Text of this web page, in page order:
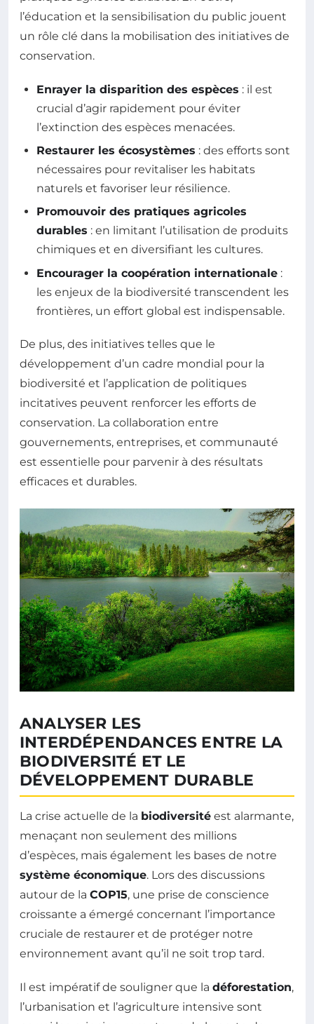
l’éducation et la sensibilisation du public jouent
un rôle clé dans la mobilisation des initiatives de
conservation.
Enrayer la disparition des espèces : il est
crucial d’agir rapidement pour éviter
l’extinction des espèces menacées.
Restaurer les écosystèmes : des efforts sont
nécessaires pour revitaliser les habitats
naturels et favoriser leur résilience.
Promouvoir des pratiques agricoles
durables : en limitant l’utilisation de produits
chimiques et en diversifiant les cultures.
Encourager la coopération internationale :
les enjeux de la biodiversité transcendent les
frontières, un effort global est indispensable.
De plus, des initiatives telles que le
développement d’un cadre mondial pour la
biodiversité et l’application de politiques
incitatives peuvent renforcer les efforts de
conservation. La collaboration entre
gouvernements, entreprises, et communauté
est essentielle pour parvenir à des résultats
efficaces et durables.
ANALYSER LES
INTERDÉPENDANCES ENTRE LA
BIODIVERSITÉ ET LE
DÉVELOPPEMENT DURABLE
La crise actuelle de la biodiversité est alarmante,
menaçant non seulement des millions
d’espèces, mais également les bases de notre
système économique. Lors des discussions
autour de la COP15, une prise de conscience
croissante a émergé concernant l’importance
cruciale de restaurer et de protéger notre
environnement avant qu’il ne soit trop tard.
Il est impératif de souligner que la déforestation,
l’urbanisation et l’agriculture intensive sont